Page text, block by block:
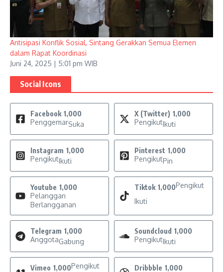
Antisipasi Konflik Sosial, Sintang Gerakkan Semua Elemen
dalam Rapat Koordinasi
Juni 24, 2025 | 5:01 pm WIB
Social Icons
Facebook 1,000
PenggemarSuka
X (Twitter) 1,000
PengikutIkuti
Instagram 1,000
PengikutIkuti
Pinterest 1,000
PengikutPin
Youtube 1,000
Pelanggan
Berlangganan
Tiktok 1,000Pengikut
Ikuti
Telegram 1,000
AnggotaGabung
Soundcloud 1,000
PengikutIkuti
Vimeo 1,000Pengikut Dribbble 1,000